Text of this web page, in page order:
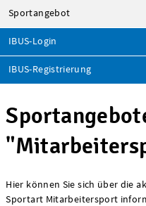
Sportangebot
IBUS-Login
IBUS-Registrierung
Hier können Sie sich über die
Sportart Mitarbeitersport